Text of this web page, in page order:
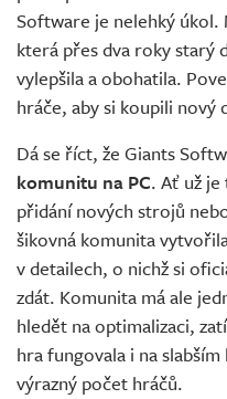
Software je nelehký úkol.
která přes dva roky starý
vylepšila a obohatila.
hráče, aby si koupili nový
Dá se říct, že Giants
komunitu na PC. Ať už
přidání nových strojů
šikovná komunita
v detailech, o nichž si
zdát. Komunita má ale
hledět na optimalizaci,
hra fungovala i na
výrazný počet hráčů.